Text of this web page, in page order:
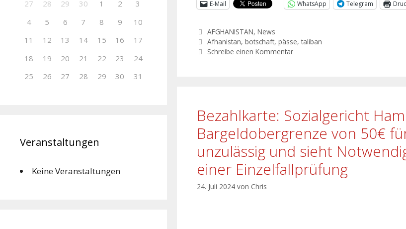
E-Mail
WhatsApp Telegram
AFGHANISTAN,News
Afhanistan,botschaft,pässe,taliban
Schreibe einen Kommentar
Bezahlkarte: Sozialgericht
Bargeldobergrenze von 50€
unzulässig und sieht
einer Einzelfallprüfung
24. Juli 2024 von Chris
27 28 29 30 1 2
3
4
5 6 7 8 9
10
11
12 13 14 15 16
17
18
19 20 21 22 23
24
25
26 27 28 29 30 31
Veranstaltungen
Keine Veranstaltungen